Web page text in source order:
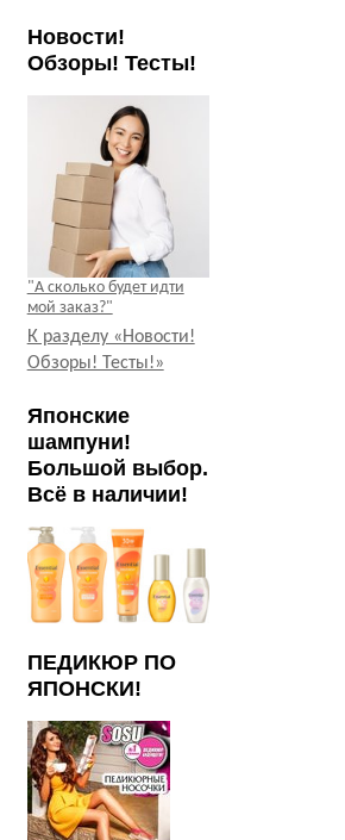
Новости!
Обзоры! Тесты!
"А сколько будет идти
мой заказ?"
К разделу «Новости!
Обзоры! Тесты!»
Японские
шампуни!
Большой выбор.
Всё в наличии!
ПЕДИКЮР ПО
ЯПОНСКИ!